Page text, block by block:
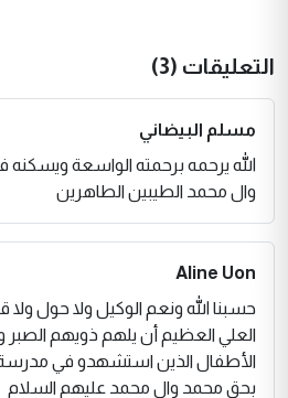
التعليقات (3)
مسلم البيضاني
الله يرحمه برحمته الواسعة
وال محمد الطيبين الطاهرين
Aline Uon
حسبنا الله ونعم الوكيل ولا حول ولا
العلي العظيم أن يلهم ذويهم
الأطفال الذين استشهدو في مدرسة
بحق محمد وال محمد عليهم السلام